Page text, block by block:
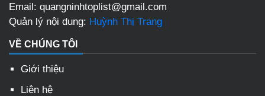
Email: quangninhtoplist@gmail.com
Quản lý nội dung: Huỳnh Thị Trang
VỀ CHÚNG TÔI
Giới thiệu
Liên hệ